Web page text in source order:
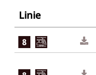
Linie